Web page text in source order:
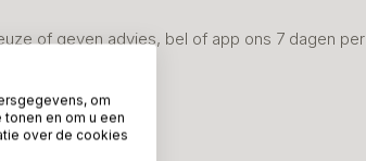
of geven advies, bel of app ons 7 dagen per
om
en om u een
over de cookies